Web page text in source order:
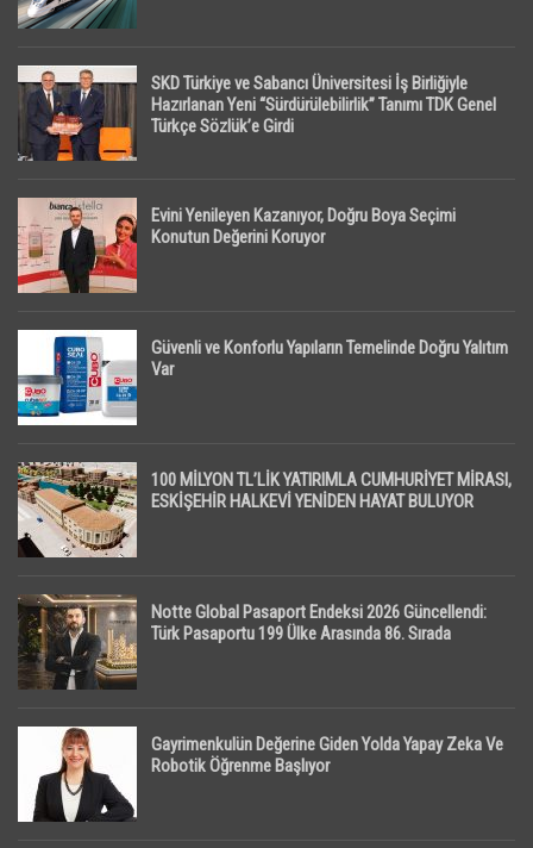
SKD Türkiye ve Sabancı Üniversitesi İş Birliğiyle
Hazırlanan Yeni “Sürdürülebilirlik” Tanımı TDK Genel
Türkçe Sözlük’e Girdi
Evini Yenileyen Kazanıyor, Doğru Boya Seçimi
Konutun Değerini Koruyor
Güvenli ve Konforlu Yapıların Temelinde Doğru Yalıtım
Var
100 MİLYON TL’LİK YATIRIMLA CUMHURİYET MİRASI,
ESKİŞEHİR HALKEVİ YENİDEN HAYAT BULUYOR
Notte Global Pasaport Endeksi 2026 Güncellendi:
Türk Pasaportu 199 Ülke Arasında 86. Sırada
Gayrimenkulün Değerine Giden Yolda Yapay Zeka Ve
Robotik Öğrenme Başlıyor